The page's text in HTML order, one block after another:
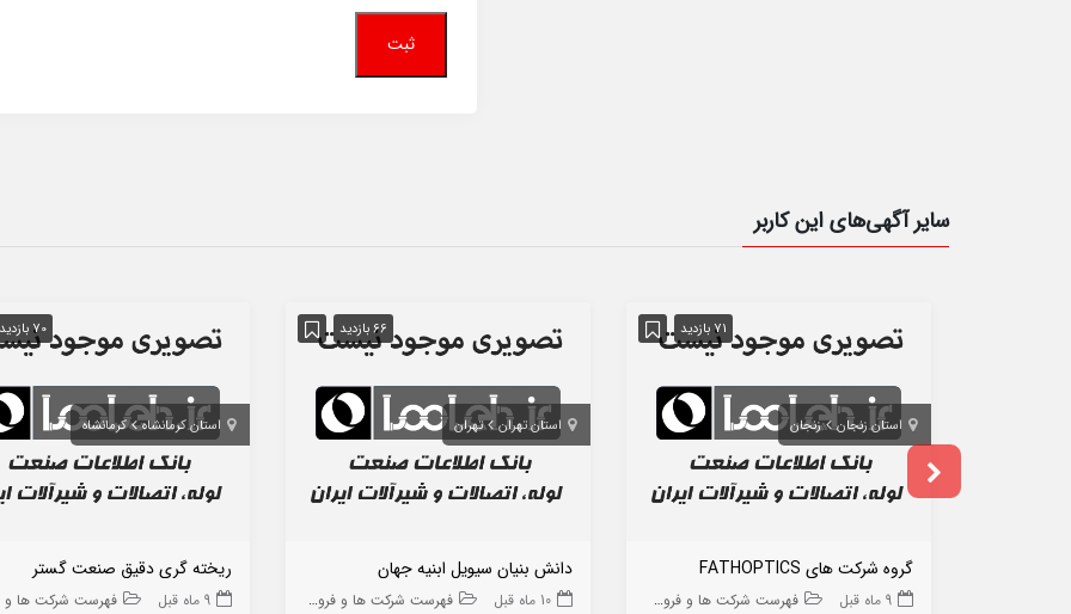
سایر آگهی‌های این کاربر
71 بازدید
استان زنجان زنجان
گروه شرکت های FATHOPTICS
9 ماه قبل فهرست شرکت ها و فروشگاه ها
66 بازدید
استان تهران تهران
دانش بنیان سیویل ابنیه جهان
10 ماه قبل فهرست شرکت ها و فروشگاه ها
70 بازدید
استان کرمانشاه کرمانشاه
ریخته گری دقیق صنعت گستر
9 ماه قبل فهرست شرکت ها و